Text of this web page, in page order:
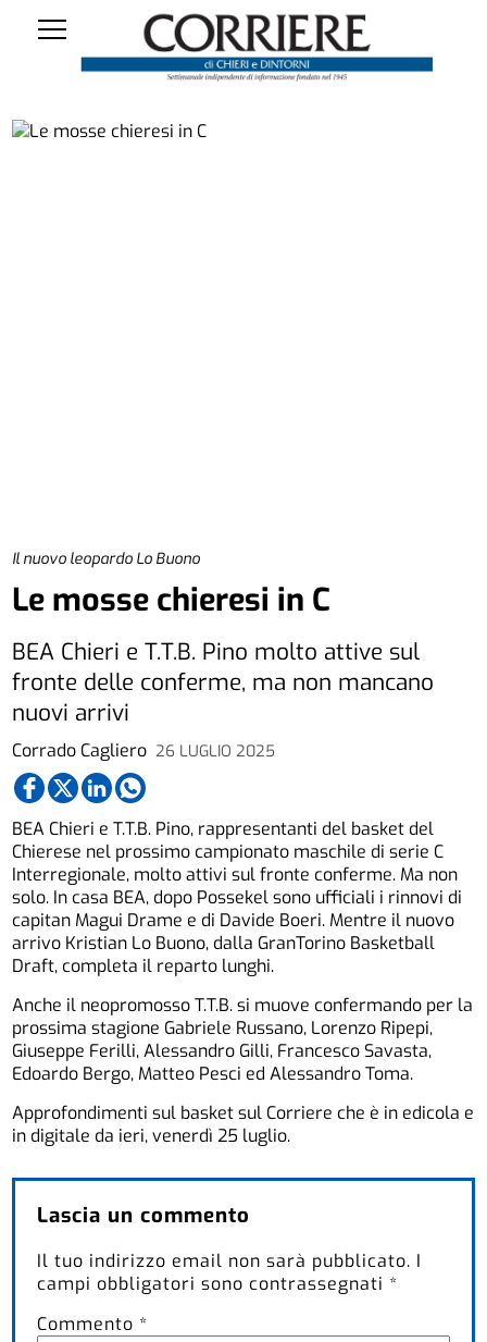
Il nuovo leopardo Lo Buono
Corrado Cagliero 26 LUGLIO 2025
Le mosse chieresi in C
BEA Chieri e T.T.B. Pino molto attive sul
fronte delle conferme, ma non mancano
nuovi arrivi
BEA Chieri e T.T.B. Pino, rappresentanti del basket del
Chierese nel prossimo campionato maschile di serie C
Interregionale, molto attivi sul fronte conferme. Ma non
solo. In casa BEA, dopo Possekel sono ufficiali i rinnovi di
capitan Magui Drame e di Davide Boeri. Mentre il nuovo
arrivo Kristian Lo Buono, dalla GranTorino Basketball
Draft, completa il reparto lunghi.
Anche il neopromosso T.T.B. si muove confermando per la
prossima stagione Gabriele Russano, Lorenzo Ripepi,
Giuseppe Ferilli, Alessandro Gilli, Francesco Savasta,
Edoardo Bergo, Matteo Pesci ed Alessandro Toma.
Approfondimenti sul basket sul Corriere che è in edicola e
in digitale da ieri, venerdì 25 luglio.
Lascia un commento
Il tuo indirizzo email non sarà pubblicato. I
campi obbligatori sono contrassegnati *
Commento *